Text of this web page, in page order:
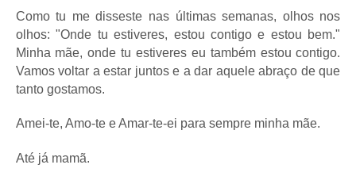
Como tu me disseste nas últimas semanas, olhos nos
olhos: "Onde tu estiveres, estou contigo e estou bem."
Minha mãe, onde tu estiveres eu também estou contigo.
Vamos voltar a estar juntos e a dar aquele abraço de que
tanto gostamos.
Amei-te, Amo-te e Amar-te-ei para sempre minha mãe.
Até já mamã.